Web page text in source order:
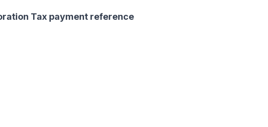
Tax payment reference